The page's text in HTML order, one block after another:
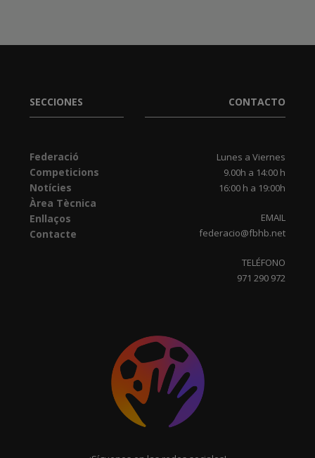
SECCIONES
Federació
Competicions
Notícies
Àrea Tècnica
Enllaços
Contacte
CONTACTO
Lunes a Viernes
9.00h a 14:00 h
16:00 h a 19:00h
EMAIL
federacio@fbhb.net
TELÉFONO
971 290 972